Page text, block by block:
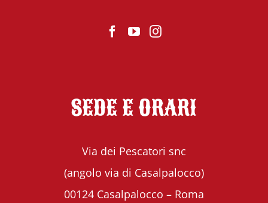
SEDE E ORARI
Via dei Pescatori snc
(angolo via di Casalpalocco)
00124 Casalpalocco – Roma